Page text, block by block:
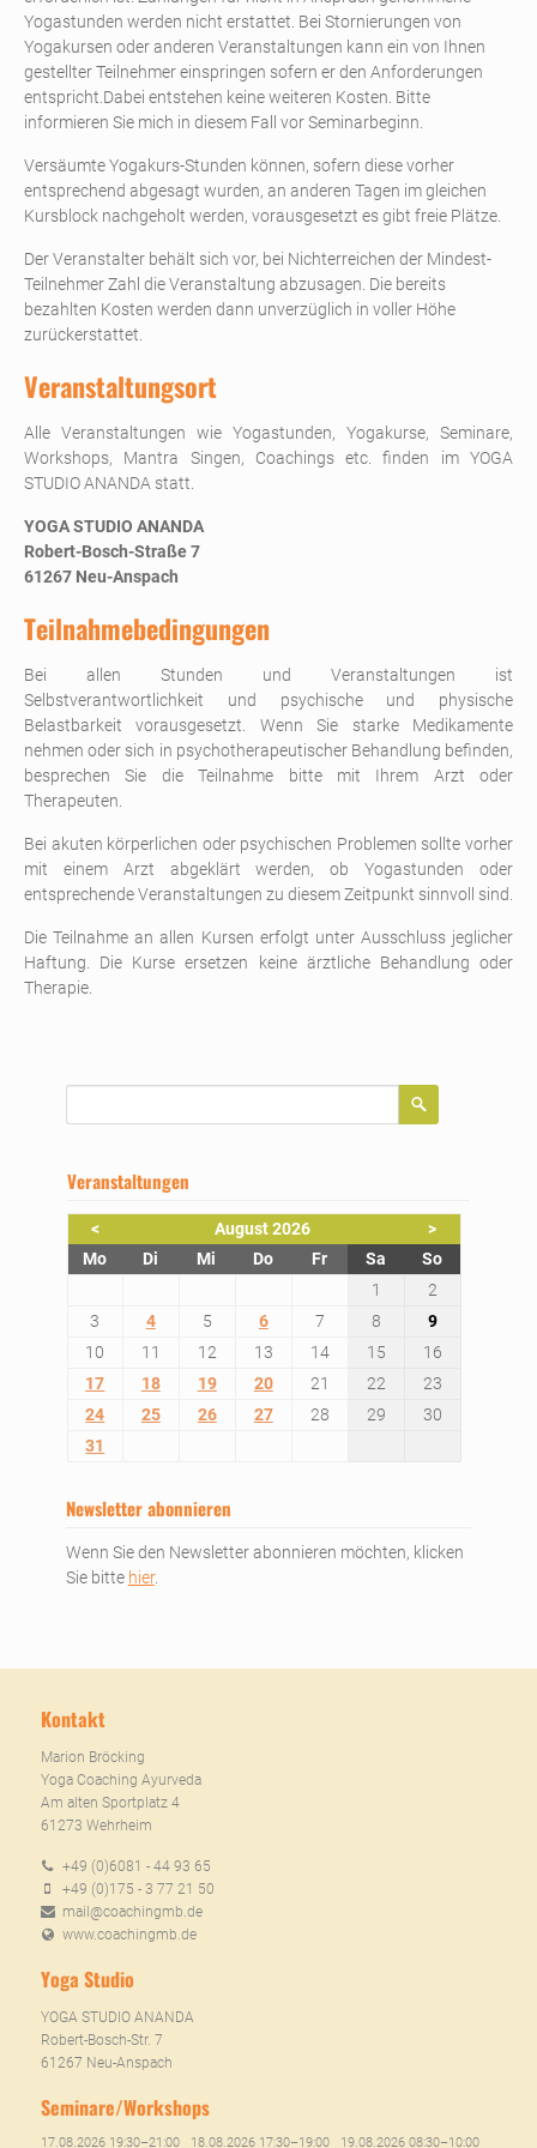
Yogastunden werden nicht erstattet. Bei Stornierungen von
Yogakursen oder anderen Veranstaltungen kann ein von Ihnen
gestellter Teilnehmer einspringen sofern er den Anforderungen
entspricht.Dabei entstehen keine weiteren Kosten. Bitte
informieren Sie mich in diesem Fall vor Seminarbeginn.
Versäumte Yogakurs-Stunden können, sofern diese vorher
entsprechend abgesagt wurden, an anderen Tagen im gleichen
Kursblock nachgeholt werden, vorausgesetzt es gibt freie Plätze.
Der Veranstalter behält sich vor, bei Nichterreichen der Mindest-
Teilnehmer Zahl die Veranstaltung abzusagen. Die bereits
bezahlten Kosten werden dann unverzüglich in voller Höhe
zurückerstattet.
Veranstaltungsort
Alle Veranstaltungen wie Yogastunden, Yogakurse, Seminare,
Workshops, Mantra Singen, Coachings etc. finden im YOGA
STUDIO ANANDA statt.
YOGA STUDIO ANANDA
Robert-Bosch-Straße 7
61267 Neu-Anspach
Teilnahmebedingungen
Bei allen Stunden und Veranstaltungen ist
Selbstverantwortlichkeit und psychische und physische
Belastbarkeit vorausgesetzt. Wenn Sie starke Medikamente
nehmen oder sich in psychotherapeutischer Behandlung befinden,
besprechen Sie die Teilnahme bitte mit Ihrem Arzt oder
Therapeuten.
Bei akuten körperlichen oder psychischen Problemen sollte vorher
mit einem Arzt abgeklärt werden, ob Yogastunden oder
entsprechende Veranstaltungen zu diesem Zeitpunkt sinnvoll sind.
Die Teilnahme an allen Kursen erfolgt unter Ausschluss jeglicher
Haftung. Die Kurse ersetzen keine ärztliche Behandlung oder
Therapie.
Veranstaltungen
< August 2026
>
Montag Dienstag
Mi ttwoch
Donnerstag
Freitag SamstagSonntag
1
2
3
4 5 6 7 8
9
10
11 12 13 14 15
16
17
18 19 20 21 22
23
24
25 26 27 28 29
30
31
Newsletter abonnieren
Wenn Sie den Newsletter abonnieren möchten, klicken
Sie bitte hier.
Kontakt
Marion Bröcking
Yoga Coaching Ayurveda
Am alten Sportplatz 4
61273 Wehrheim
+49 (0)6081 - 44 93 65
+49 (0)175 - 3 77 21 50
mail@coachingmb.de
www.coachingmb.de
Yoga Studio
YOGA STUDIO ANANDA
Robert-Bosch-Str. 7
61267 Neu-Anspach
Seminare/Workshops
17.08.2026 19:30–21:00 18.08.2026 17:30–19:00 19.08.2026 08:30–10:00